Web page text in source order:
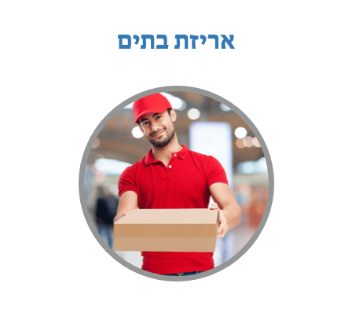
אריזת בתים